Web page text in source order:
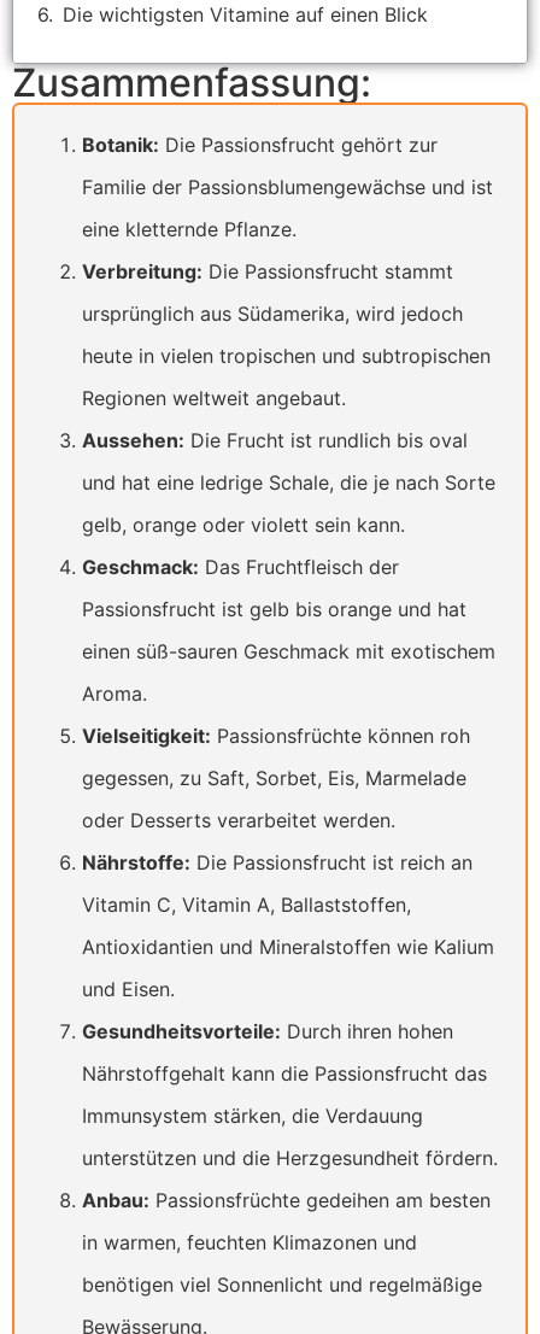
Die wichtigsten Vitamine auf einen Blick
Zusammenfassung:
Botanik: Die Passionsfrucht gehört zur
Familie der Passionsblumengewächse und ist
eine kletternde Pflanze.
Verbreitung: Die Passionsfrucht stammt
ursprünglich aus Südamerika, wird jedoch
heute in vielen tropischen und subtropischen
Regionen weltweit angebaut.
Aussehen: Die Frucht ist rundlich bis oval
und hat eine ledrige Schale, die je nach Sorte
gelb, orange oder violett sein kann.
Geschmack: Das Fruchtfleisch der
Passionsfrucht ist gelb bis orange und hat
einen süß-sauren Geschmack mit exotischem
Aroma.
Vielseitigkeit: Passionsfrüchte können roh
gegessen, zu Saft, Sorbet, Eis, Marmelade
oder Desserts verarbeitet werden.
Nährstoffe: Die Passionsfrucht ist reich an
Vitamin C, Vitamin A, Ballaststoffen,
Antioxidantien und Mineralstoffen wie Kalium
und Eisen.
Gesundheitsvorteile: Durch ihren hohen
Nährstoffgehalt kann die Passionsfrucht das
Immunsystem stärken, die Verdauung
unterstützen und die Herzgesundheit fördern.
Anbau: Passionsfrüchte gedeihen am besten
in warmen, feuchten Klimazonen und
benötigen viel Sonnenlicht und regelmäßige
Bewässerung.